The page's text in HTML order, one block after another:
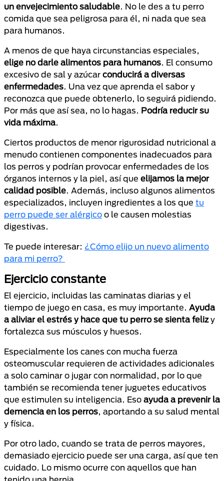
un envejecimiento saludable. No le des a tu perro
comida que sea peligrosa para él, ni nada que sea
para humanos.
A menos de que haya circunstancias especiales,
elige no darle alimentos para humanos. El consumo
excesivo de sal y azúcar conducirá a diversas
enfermedades. Una vez que aprenda el sabor y
reconozca que puede obtenerlo, lo seguirá pidiendo.
Por más que así sea, no lo hagas. Podría reducir su
vida máxima.
Ciertos productos de menor rigurosidad nutricional a
menudo contienen componentes inadecuados para
los perros y podrían provocar enfermedades de los
órganos internos y la piel, así que elijamos la mejor
calidad posible. Además, incluso algunos alimentos
especializados, incluyen ingredientes a los que tu
perro puede ser alérgico o le causen molestias
digestivas.
Te puede interesar: ¿Cómo elijo un nuevo alimento
para mi perro?
Ejercicio constante
El ejercicio, incluidas las caminatas diarias y el
tiempo de juego en casa, es muy importante. Ayuda
a aliviar el estrés y hace que tu perro se sienta felizy
fortalezca sus músculos y huesos.
Especialmente los canes con mucha fuerza
osteomuscular requieren de actividades adicionales
a solo caminar o jugar con normalidad, por lo que
también se recomienda tener juguetes educativos
que estimulen su inteligencia. Eso ayuda a prevenir la
demencia en los perros, aportando a su salud mental
y física.
Por otro lado, cuando se trata de perros mayores,
demasiado ejercicio puede ser una carga, así que ten
cuidado. Lo mismo ocurre con aquellos que han